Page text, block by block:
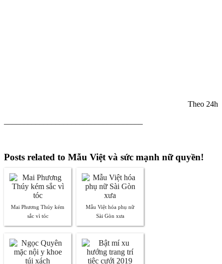
Theo 24h
Posts related to Mẫu Việt và sức mạnh nữ quyền!
Mai Phương Thúy kém
sắc vì tóc
Mẫu Việt hóa phụ nữ
Sài Gòn xưa